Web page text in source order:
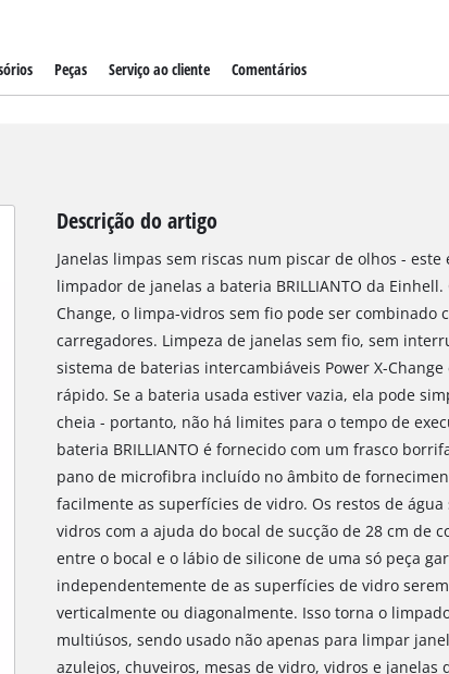
Peças Serviço ao cliente Comentários
Descrição do artigo
Janelas limpas sem riscas num piscar de olhos -
limpador de janelas a bateria BRILLIANTO da
Change, o limpa-vidros sem fio pode ser combinado
carregadores. Limpeza de janelas sem fio, sem
sistema de baterias intercambiáveis Power X-
rápido. Se a bateria usada estiver vazia, ela pode
cheia - portanto, não há limites para o tempo de
bateria BRILLIANTO é fornecido com um frasco
pano de microfibra incluído no âmbito de
facilmente as superfícies de vidro. Os restos de
vidros com a ajuda do bocal de sucção de 28 cm de
entre o bocal e o lábio de silicone de uma só peça
independentemente de as superfícies de vidro
verticalmente ou diagonalmente. Isso torna o
multiúsos, sendo usado não apenas para limpar
azulejos, chuveiros, mesas de vidro, vidros e